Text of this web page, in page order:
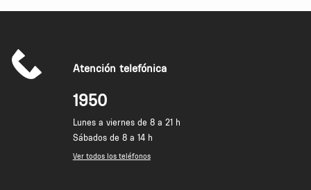
Atención telefónica
1950
Lunes a viernes de 8 a 21 h
Sábados de 8 a 14 h
Ver todos los teléfonos